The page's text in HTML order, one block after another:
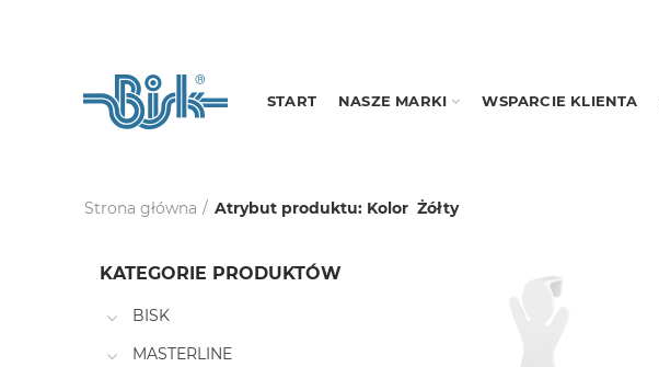
START NASZE MARKI WSPARCIE KLIENTA
Strona główna Atrybut produktu: Kolor Żółty
KATEGORIE PRODUKTÓW
BISK
MASTERLINE